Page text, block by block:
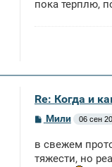
пока терплю,
Re: Когда и
С
б
щ
Мили 06 сен
в свежем
тяжести, но